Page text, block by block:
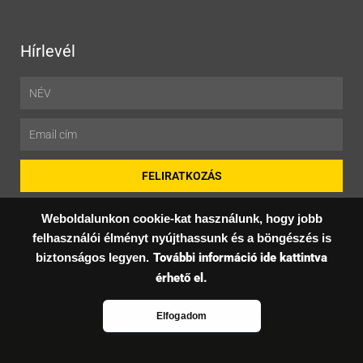
Weboldalunkon cookie-kat használunk, hogy jobb
felhasználói élményt nyújthassunk és a böngészés is
biztonságos legyen. További információ ide kattintva
érhető el.
Elfogadom
Hírlevél
FELIRATKOZÁS
© Copyright 2022 kulfoldikiut.hu - Minden jog fenntartva.
F
a